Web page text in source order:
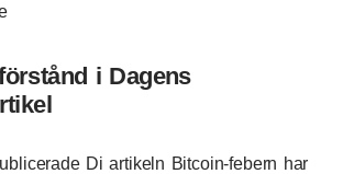
i Dagens
Di artikeln Bitcoin-febern har